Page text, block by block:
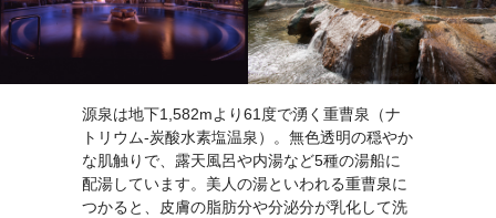
源泉は地下1,582mより61度で湧く重曹泉（ナ
トリウム-炭酸水素塩温泉）。無色透明の穏やか
な肌触りで、露天風呂や内湯など5種の湯船に
配湯しています。美人の湯といわれる重曹泉に
つかると、皮膚の脂肪分や分泌分が乳化して洗